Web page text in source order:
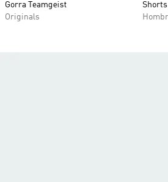
Gorra Teamgeist
Originals